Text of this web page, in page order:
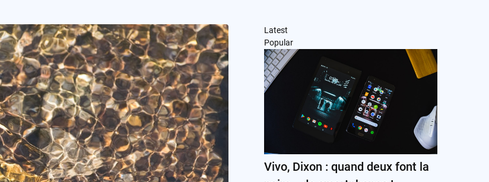
Latest
Popular
Vivo, Dixon : quand deux font la